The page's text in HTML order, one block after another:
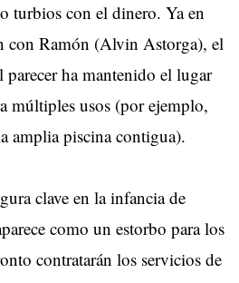
turbios con el dinero. Ya en
con Ramón (Alvin Astorga), el
ha mantenido el lugar
múltiples usos (por ejemplo,
amplia piscina contigua).
clave en la infancia de
como un estorbo para los
contratarán los servicios de